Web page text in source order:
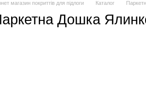
магазин покриттів для підлоги Каталог
Дошка